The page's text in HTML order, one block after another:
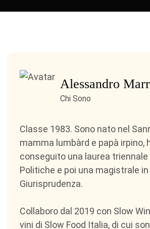
Alessandro
Chi Sono
Classe 1983. Sono nato nel
mamma lumbàrd e papà irpino,
conseguito una laurea triennale
Politiche e poi una magistrale in
Giurisprudenza.
Collaboro dal 2019 con Slow
vini di Slow Food Italia, di cui